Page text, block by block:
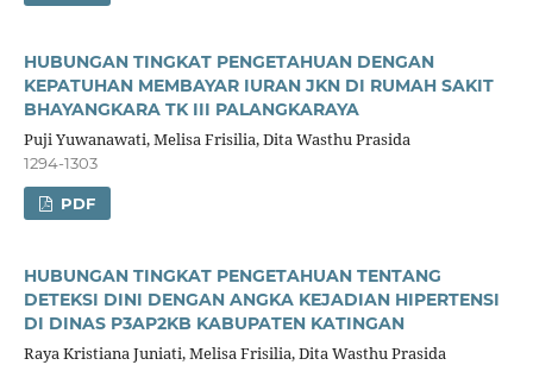
HUBUNGAN TINGKAT PENGETAHUAN DENGAN
KEPATUHAN MEMBAYAR IURAN JKN DI RUMAH SAKIT
BHAYANGKARA TK III PALANGKARAYA
Puji Yuwanawati, Melisa Frisilia, Dita Wasthu Prasida
1294-1303
PDF
HUBUNGAN TINGKAT PENGETAHUAN TENTANG
DETEKSI DINI DENGAN ANGKA KEJADIAN HIPERTENSI
DI DINAS P3AP2KB KABUPATEN KATINGAN
Raya Kristiana Juniati, Melisa Frisilia, Dita Wasthu Prasida